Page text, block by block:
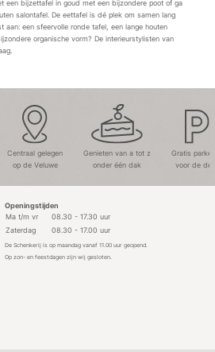
een bijzettafel in goud met een bijzondere poot of ga
salontafel. De eettafel is dé plek om samen lang
aan: een sfeervolle ronde tafel, een lange houten
organische vorm? De interieurstylisten van
Centraal gelegen
op de Veluwe
Genieten van a tot z
onder één dak
Gratis
voor de
Openingstijden
Ma t/m vr
08.30 - 17.30 uur
Zaterdag
08.30 - 17.00 uur
De Schenkerij is op maandag vanaf 11.00 uur geopend.
Op zon- en feestdagen zijn wij gesloten.